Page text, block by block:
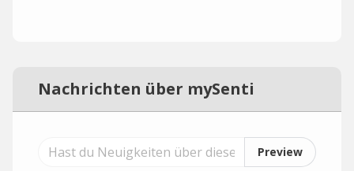
Nachrichten über mySenti
Preview